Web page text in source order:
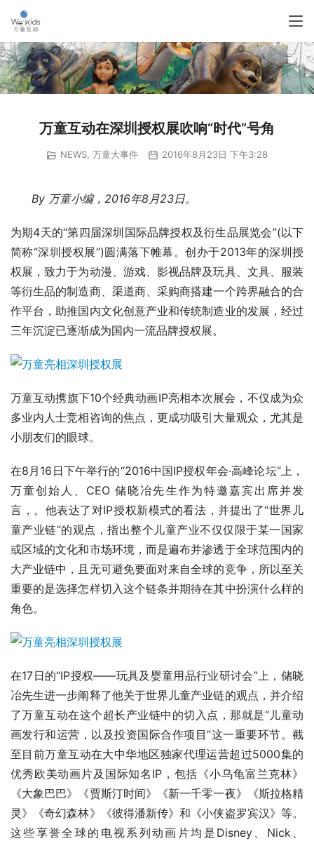
万童互动在深圳授权展吹响“时代”号角
NEWS, 万童大事件 2016年8月23日 下午3:28
By 万童小编，2016年8月23日。
为期4天的“第四届深圳国际品牌授权及衍生品展览会”(以下
简称“深圳授权展”)圆满落下帷幕。创办于2013年的深圳授
权展，致力于为动漫、游戏、影视品牌及玩具、文具、服装
等衍生品的制造商、渠道商、采购商搭建一个跨界融合的合
作平台，助推国内文化创意产业和传统制造业的发展，经过
三年沉淀已逐渐成为国内一流品牌授权展。
万童互动携旗下10个经典动画IP亮相本次展会，不仅成为众
多业内人士竞相咨询的焦点，更成功吸引大量观众，尤其是
小朋友们的眼球。
在8月16日下午举行的“2016中国IP授权年会·高峰论坛”上，
万童创始人、CEO 储晓冶先生作为特邀嘉宾出席并发
言，。他表达了对IP授权新模式的看法，并提出了“世界儿
童产业链”的观点，指出整个儿童产业不仅仅限于某一国家
或区域的文化和市场环境，而是遍布并渗透于全球范围内的
大产业链中，且无可避免要面对来自全球的竞争，所以至关
重要的是选择怎样切入这个链条并期待在其中扮演什么样的
角色。
在17日的“IP授权——玩具及婴童用品行业研讨会”上，储晓
冶先生进一步阐释了他关于世界儿童产业链的观点，并介绍
了万童互动在这个超长产业链中的切入点，那就是“儿童动
画发行和运营，以及投资国际合作项目”这一重要环节。截
至目前万童互动在大中华地区独家代理运营超过5000集的
优秀欧美动画片及国际知名IP，包括《小乌龟富兰克林》
《大象巴巴》《贾斯汀时间》《新一千零一夜》《斯拉格精
灵》《奇幻森林》《彼得潘新传》和《小侠盗罗宾汉》等。
这些享誉全球的电视系列动画片均是Disney、Nick、